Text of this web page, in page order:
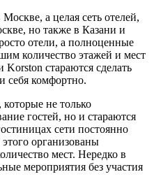
а целая сеть отелей,
но также в Казани и
отели, а полноценные
количество этажей и мест
стараются сделать
себя комфортно.
которые не только
гостей, но и стараются
сети постоянно
организованы
мест. Нередко в
мероприятия без участия